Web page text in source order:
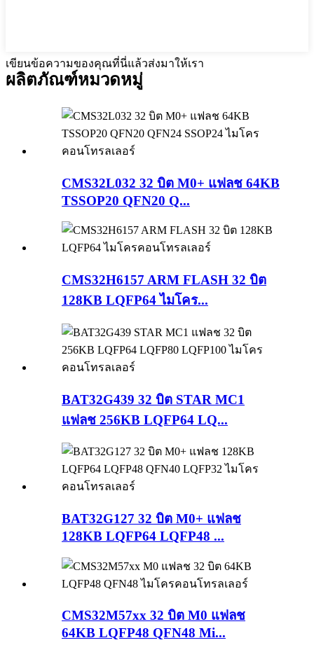
เขียนข้อความของคุณที่นี่แล้วส่งมาให้เรา
ผลิตภัณฑ์หมวดหมู่
CMS32L032 32 บิต M0+ แฟลช 64KB
TSSOP20 QFN20 Q...
CMS32H6157 ARM FLASH 32 บิต
128KB LQFP64 ไมโคร...
BAT32G439 32 บิต STAR MC1
แฟลช 256KB LQFP64 LQ...
BAT32G127 32 บิต M0+ แฟลช
128KB LQFP64 LQFP48 ...
CMS32M57xx 32 บิต M0 แฟลช
64KB LQFP48 QFN48 Mi...